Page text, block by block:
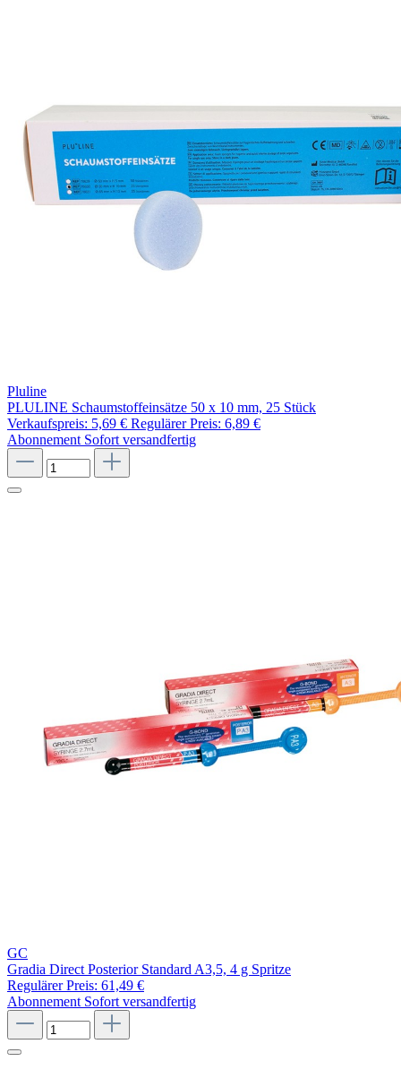
Pluline
PLULINE Schaumstoffeinsätze 50 x 10 mm, 25 Stück
Verkaufspreis: 5,69 € Regulärer Preis: 6,89 €
Abonnement Sofort versandfertig
GC
Gradia Direct Posterior Standard A3,5, 4 g Spritze
Regulärer Preis: 61,49 €
Abonnement Sofort versandfertig